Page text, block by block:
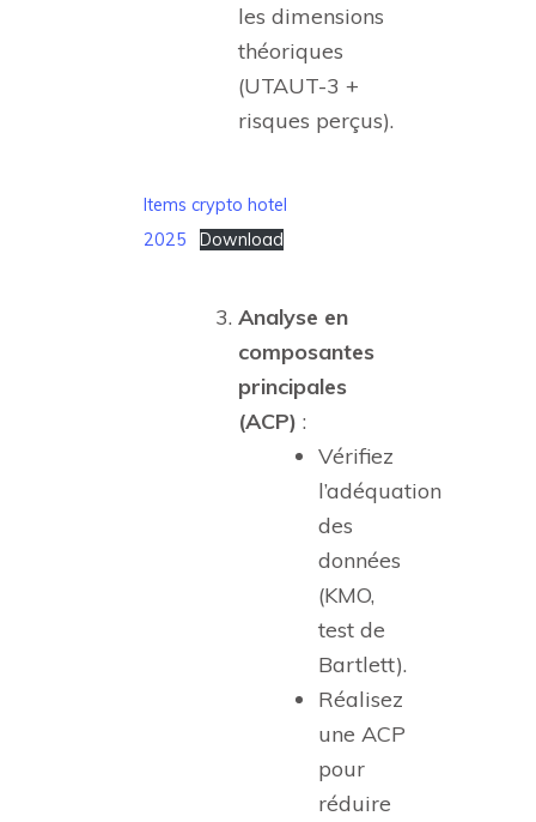
les dimensions
théoriques
(UTAUT-3 +
risques perçus).
Items crypto hotel
2025
Download
Analyse en
composantes
principales
(ACP) :
Vérifiez
l’adéquation
des
données
(KMO,
test de
Bartlett).
Réalisez
une ACP
pour
réduire